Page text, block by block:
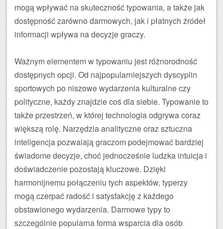
mogą wpływać na skuteczność typowania, a także jak
dostępność zarówno darmowych, jak i płatnych źródeł
informacji wpływa na decyzje graczy.
Ważnym elementem w typowaniu jest różnorodność
dostępnych opcji. Od najpopularniejszych dyscyplin
sportowych po niszowe wydarzenia kulturalne czy
polityczne, każdy znajdzie coś dla siebie. Typowanie to
także przestrzeń, w której technologia odgrywa coraz
większą rolę. Narzędzia analityczne oraz sztuczna
inteligencja pozwalają graczom podejmować bardziej
świadome decyzje, choć jednocześnie ludzka intuicja i
doświadczenie pozostają kluczowe. Dzięki
harmonijnemu połączeniu tych aspektów, typerzy
mogą czerpać radość i satysfakcję z każdego
obstawionego wydarzenia. Darmowe typy to
szczególnie popularna forma wsparcia dla osób